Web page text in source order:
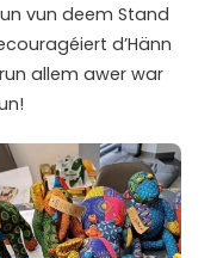
vun deem Stand
d’Hänn
allem awer war